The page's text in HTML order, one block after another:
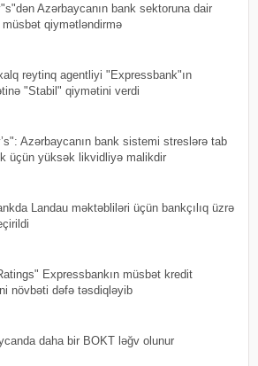
Azərbaycanın bank sektoruna dair
müsbət qiymətləndirmə
reytinq agentliyi "Expressbank"ın
"Stabil" qiymətini verdi
Azərbaycanın bank sistemi streslərə tab
üçün yüksək likvidliyə malikdir
Landau məktəbliləri üçün bankçılıq üzrə
Expressbankın müsbət kredit
növbəti dəfə təsdiqləyib
daha bir BOKT ləğv olunur